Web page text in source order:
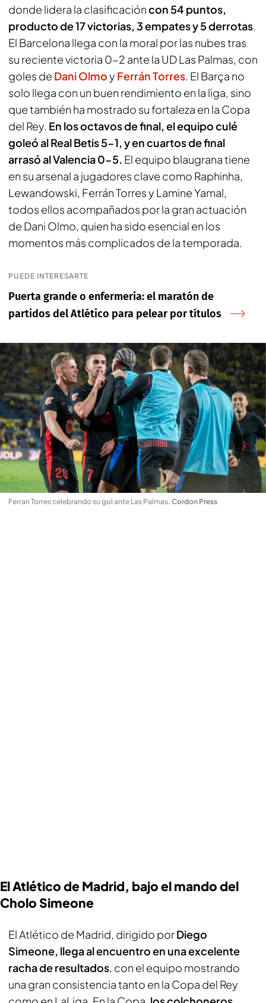
donde lidera la clasificacióncon 54 puntos,
producto de 17 victorias, 3 empates y 5 derrotas.
El Barcelona llega con la moral por las nubes tras
su reciente victoria 0-2 ante la UD Las Palmas, con
goles de Dani Olmoy Ferrán Torres. El Barça no
solo llega con un buen rendimiento en la liga, sino
que también ha mostrado su fortaleza en la Copa
del Rey. En los octavos de final, el equipo culé
goleó al Real Betis 5-1, y en cuartos de final
arrasó al Valencia 0-5. El equipo blaugrana tiene
en su arsenal a jugadores clave como Raphinha,
Lewandowski, Ferrán Torres y Lamine Yamal,
todos ellos acompañados por la gran actuación
de Dani Olmo, quien ha sido esencial en los
momentos más complicados de la temporada.
PUEDE INTERESARTE
Puerta grande o enfermería: el maratón de
partidos del Atlético para pelear por títulos
Ferran Torres celebrando su gol ante Las Palmas. Cordon Press
El Atlético de Madrid, bajo el mando del
Cholo Simeone
El Atlético de Madrid, dirigido porDiego
Simeone, llega al encuentro en una excelente
racha de resultados, con el equipo mostrando
una gran consistencia tanto en la Copa del Rey